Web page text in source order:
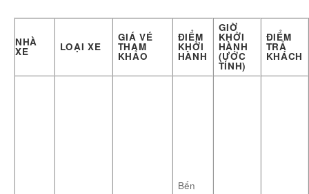
NHÀ
XE LOẠI XE
GIÁ VÉ
THAM
KHẢO
ĐIỂM
KHỞI
HÀNH
GIỜ
KHỞI
HÀNH
(ƯỚC
TÍNH)
ĐIỂM
TRẢ
KHÁCH
Bến